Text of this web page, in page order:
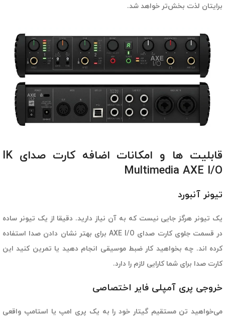
برایتان لذت بخش‌تر خواهد شد.
قابلیت ها و امکانات اضافه کارت صدای IK
Multimedia AXE I/O
تیونر آنبورد
یک تیونر هرگز جایی نیست که به آن نیاز دارید. دقیقا از یک تیونر ساده
در قسمت جلوی کارت صدای AXE I/O برای بهتر نشان دادن صدا استفاده
کرده اند. چه بخواهید کار ضبط موسیقی انجام دهید یا تمرین کنید این
کارت صدا برای شما کارایی لازم را دارد.
خروجی پری آمپلی فایر اختصاصی
می‌خواهید تن مستقیم گیتار خود را به یک پری امپ یا استامپ واقعی